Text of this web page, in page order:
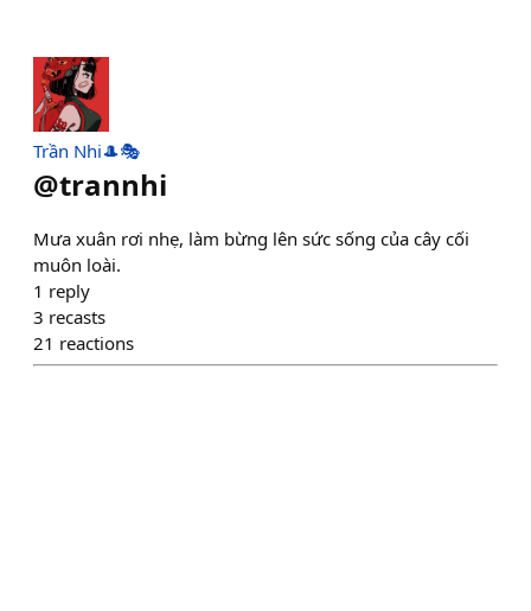
Trần Nhi🎩🎭
@trannhi
Mưa xuân rơi nhẹ, làm bừng lên sức sống của cây cối
muôn loài.
1 reply
3 recasts
21 reactions